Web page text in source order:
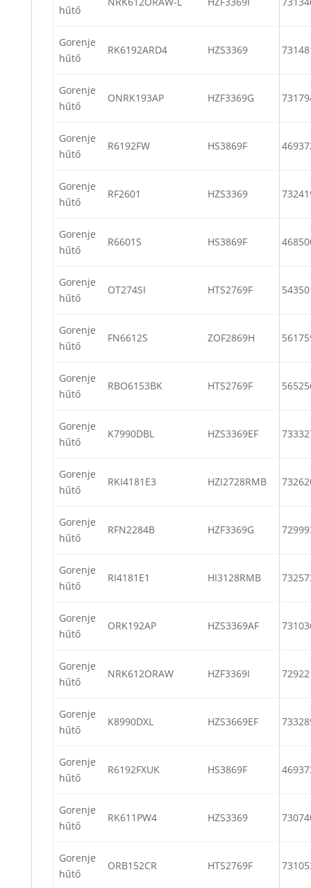
hűtő
Gorenje
hűtő
RK6192ARD4 HZS3369
Gorenje
hűtő
ONRK193AP HZF3369G
Gorenje
hűtő
R6192FW HS3869F
Gorenje
hűtő
RF2601 HZS3369
Gorenje
hűtő
R6601S HS3869F
Gorenje
hűtő
OT274SI HTS2769F
Gorenje
hűtő
FN6612S ZOF2869H
Gorenje
hűtő
RBO6153BK HTS2769F
Gorenje
hűtő
K7990DBL HZS3369EF
Gorenje
hűtő
RKI4181E3 HZI2728RMB
Gorenje
hűtő
RFN2284B HZF3369G
Gorenje
hűtő
RI4181E1 HI3128RMB
Gorenje
hűtő
ORK192AP HZS3369AF
Gorenje
hűtő
NRK612ORAW HZF3369I
Gorenje
hűtő
K8990DXL HZS3669EF
Gorenje
hűtő
R6192FXUK HS3869F
Gorenje
hűtő
RK611PW4 HZS3369
Gorenje
hűtő
ORB152CR HTS2769F